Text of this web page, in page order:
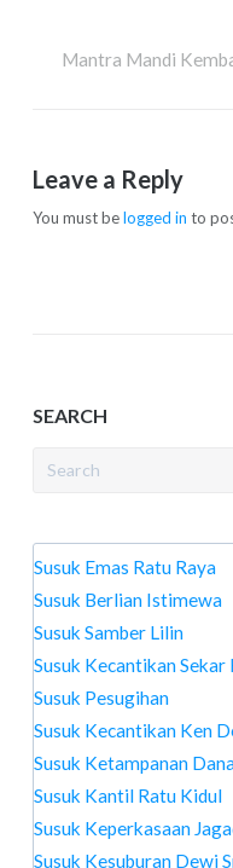
Mantra Mandi
Leave a Reply
You must belogged in to
SEARCH
Search
Susuk Emas Ratu Raya
Susuk Berlian Istimewa
Susuk Samber Lilin
Susuk Kecantikan Sekar
Susuk Pesugihan
Susuk Kecantikan Ken
Susuk Ketampanan
Susuk Kantil Ratu Kidul
Susuk Keperkasaan
Susuk Kesuburan Dewi